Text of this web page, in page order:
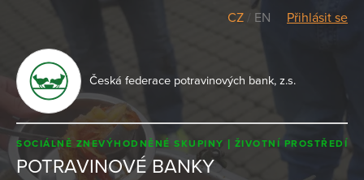
CZ / EN Přihlásit se
Česká federace potravinových bank, z.s.
SOCIÁLNĚ ZNEVÝHODNĚNÉ SKUPINY ŽIVOTNÍ PROSTŘEDÍ
POTRAVINOVÉ BANKY